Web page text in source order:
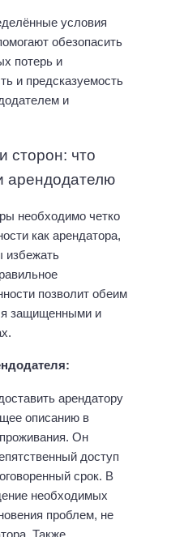
условия
обезопасить
потерь и
и предсказуемость
и
сторон: что
арендодателю
необходимо четко
как арендатора,
избежать
позволит обеим
защищенными и
арендатору
описанию в
Он
доступ
срок. В
необходимых
проблем, не
Также